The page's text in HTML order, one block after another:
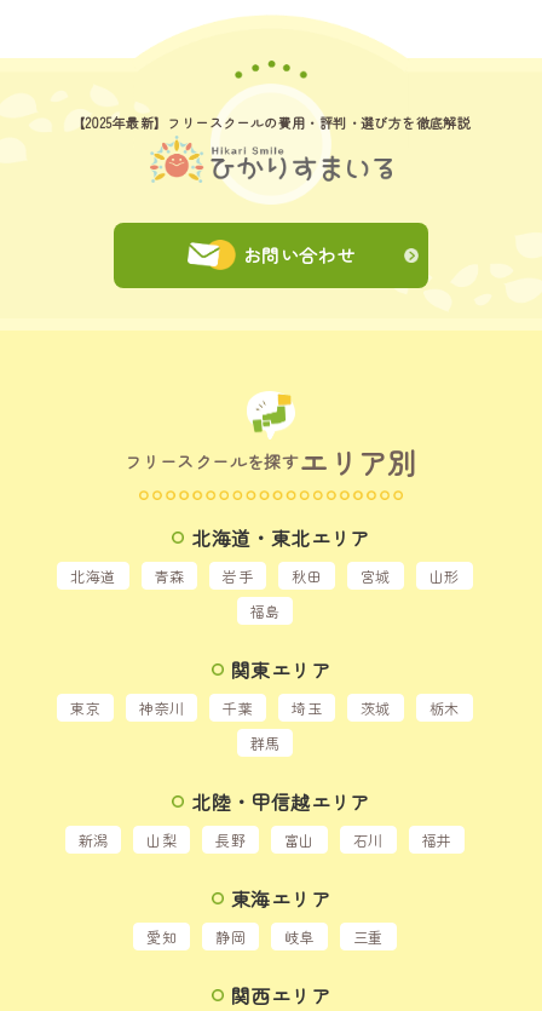
【2025年最新】フリースクールの費用 ・評判・選び方を徹底解説
お問い合わせ
フリースクールを探すエリア別
北海道・東北エリア
北海道 青森 岩手 秋田 宮城
山形
福島
関東エリア
東京 神奈川 千葉 埼玉 茨城
栃木
群馬
北陸・甲信越エリア
新潟 山梨 長野 富山 石川 福井
東海エリア
愛知 静岡 岐阜 三重
関西エリア